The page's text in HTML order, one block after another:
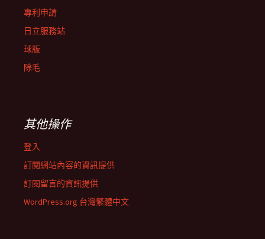
專利申請
日立服務站
球版
除毛
其他操作
登入
訂閱網站內容的資訊提供
訂閱留言的資訊提供
WordPress.org 台灣繁體中文